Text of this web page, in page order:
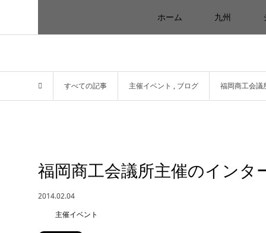
ホーム 九州
すべての記事 主催イベント , ブログ 福岡商工会議
福岡商工会議所主催のイン
2014.02.04
主催イベント